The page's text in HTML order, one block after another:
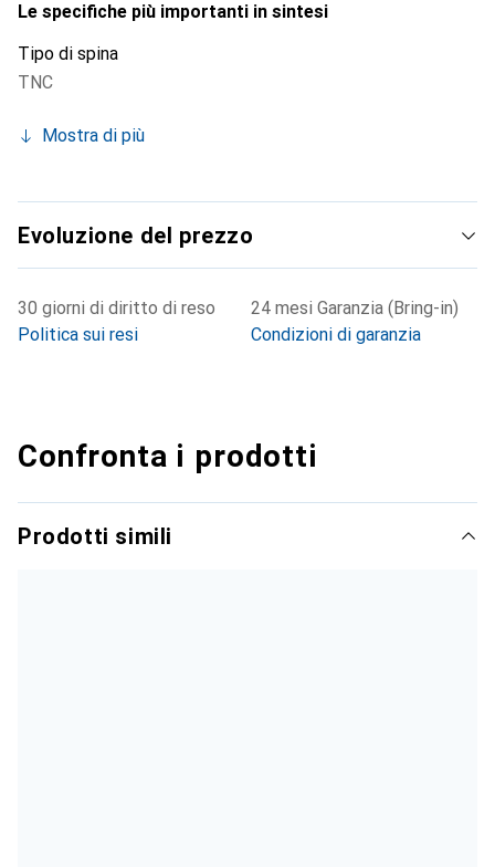
Le specifiche più importanti in sintesi
Tipo di spina
TNC
Mostra di più
Evoluzione del prezzo
30 giorni di diritto di reso
Politica sui resi
24 mesi Garanzia (Bring-in)
Condizioni di garanzia
Confronta i prodotti
Prodotti simili